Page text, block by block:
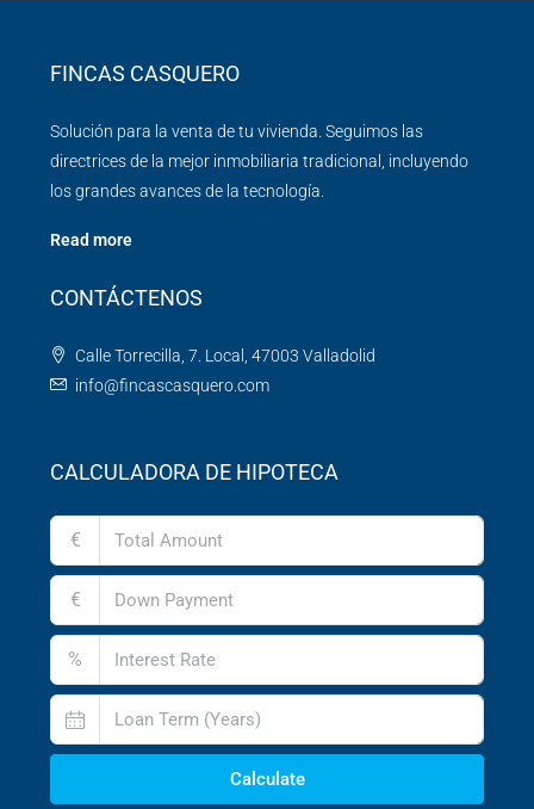
FINCAS CASQUERO
Solución para la venta de tu vivienda. Seguimos las
directrices de la mejor inmobiliaria tradicional, incluyendo
los grandes avances de la tecnología.
Read more
CONTÁCTENOS
Calle Torrecilla, 7. Local, 47003 Valladolid
info@fincascasquero.com
CALCULADORA DE HIPOTECA
€
€
%
Calculate